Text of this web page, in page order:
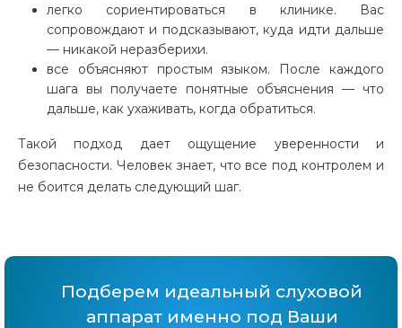
легко сориентироваться в клинике. Вас
сопровождают и подсказывают, куда идти дальше
— никакой неразберихи.
все объясняют простым языком. После каждого
шага вы получаете понятные объяснения — что
дальше, как ухаживать, когда обратиться.
Такой подход дает ощущение уверенности и
безопасности. Человек знает, что все под контролем и
не боится делать следующий шаг.
Подберем идеальный слуховой
аппарат именно под Ваши